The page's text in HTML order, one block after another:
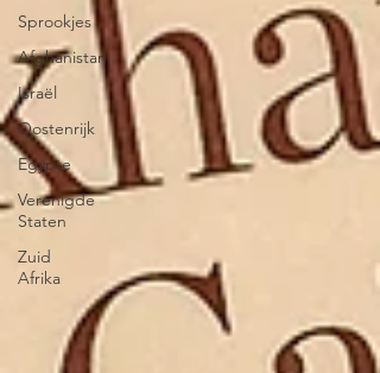
Sprookjes
Afghanistan
Israël
Oostenrijk
Egypte
Verenigde
Staten
Zuid
Afrika